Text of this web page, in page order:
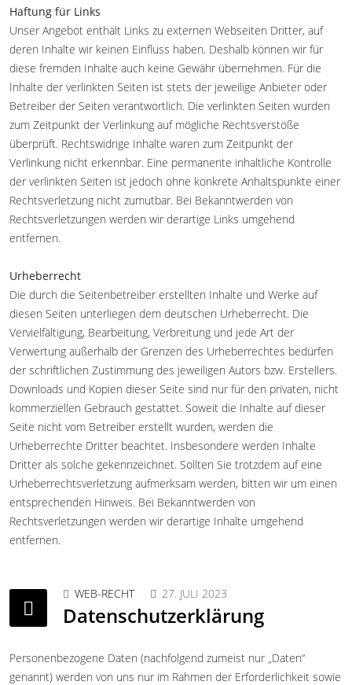
Haftung für Links
Unser Angebot enthält Links zu externen Webseiten Dritter, auf
deren Inhalte wir keinen Einfluss haben. Deshalb können wir für
diese fremden Inhalte auch keine Gewähr übernehmen. Für die
Inhalte der verlinkten Seiten ist stets der jeweilige Anbieter oder
Betreiber der Seiten verantwortlich. Die verlinkten Seiten wurden
zum Zeitpunkt der Verlinkung auf mögliche Rechtsverstöße
überprüft. Rechtswidrige Inhalte waren zum Zeitpunkt der
Verlinkung nicht erkennbar. Eine permanente inhaltliche Kontrolle
der verlinkten Seiten ist jedoch ohne konkrete Anhaltspunkte einer
Rechtsverletzung nicht zumutbar. Bei Bekanntwerden von
Rechtsverletzungen werden wir derartige Links umgehend
entfernen.
Urheberrecht
Die durch die Seitenbetreiber erstellten Inhalte und Werke auf
diesen Seiten unterliegen dem deutschen Urheberrecht. Die
Vervielfältigung, Bearbeitung, Verbreitung und jede Art der
Verwertung außerhalb der Grenzen des Urheberrechtes bedürfen
der schriftlichen Zustimmung des jeweiligen Autors bzw. Erstellers.
Downloads und Kopien dieser Seite sind nur für den privaten, nicht
kommerziellen Gebrauch gestattet. Soweit die Inhalte auf dieser
Seite nicht vom Betreiber erstellt wurden, werden die
Urheberrechte Dritter beachtet. Insbesondere werden Inhalte
Dritter als solche gekennzeichnet. Sollten Sie trotzdem auf eine
Urheberrechtsverletzung aufmerksam werden, bitten wir um einen
entsprechenden Hinweis. Bei Bekanntwerden von
Rechtsverletzungen werden wir derartige Inhalte umgehend
entfernen.
WEB-RECHT 27. JULI 2023
Datenschutzerklärung
Personenbezogene Daten (nachfolgend zumeist nur „Daten“
genannt) werden von uns nur im Rahmen der Erforderlichkeit sowie